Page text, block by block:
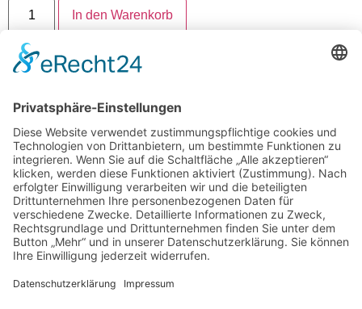
In den Warenkorb
(HAUPTTICKET)
Folgen Sie uns auf Instagram
Aloha Ohana